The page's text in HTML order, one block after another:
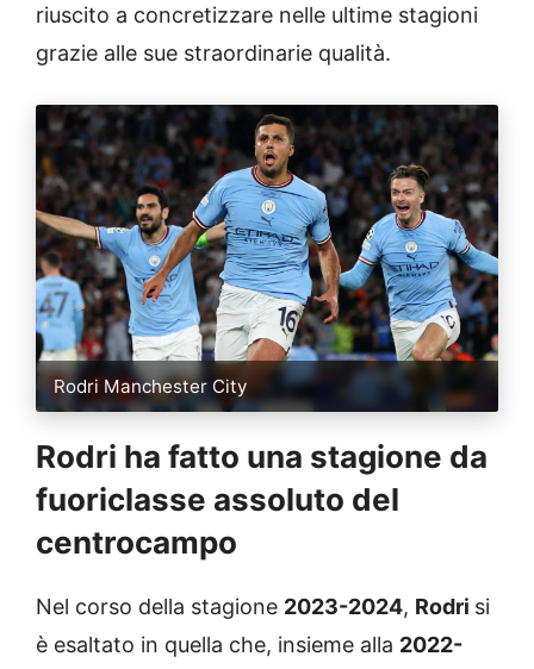
riuscito a concretizzare nelle ultime stagioni
grazie alle sue straordinarie qualità.
Rodri Manchester City
Rodri ha fatto una stagione da
fuoriclasse assoluto del
centrocampo
Nel corso della stagione 2023-2024, Rodri si
è esaltato in quella che, insieme alla 2022-